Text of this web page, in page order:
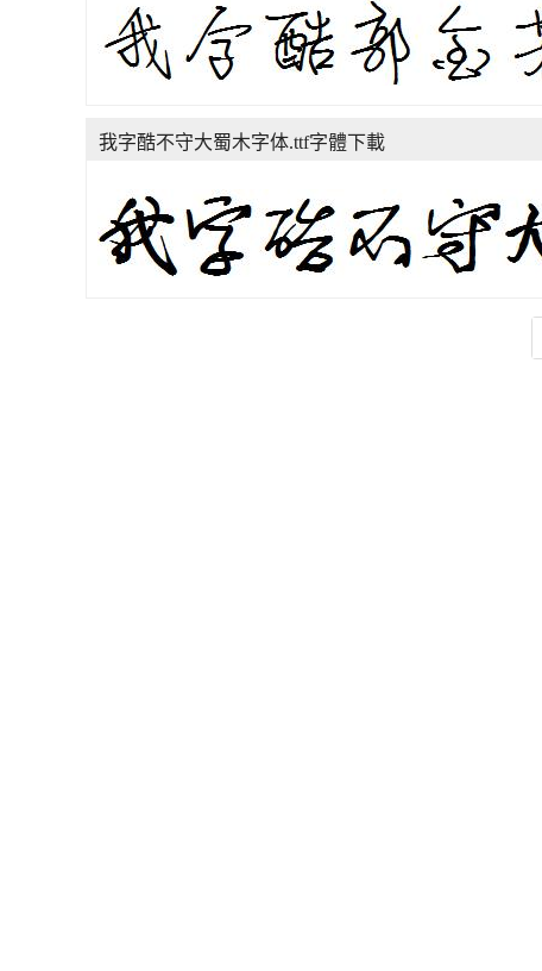
我字酷不守大蜀木字体.ttf字體下載